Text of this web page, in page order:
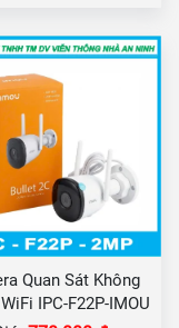
Quan Sát Không
IPC-F22P-IMOU